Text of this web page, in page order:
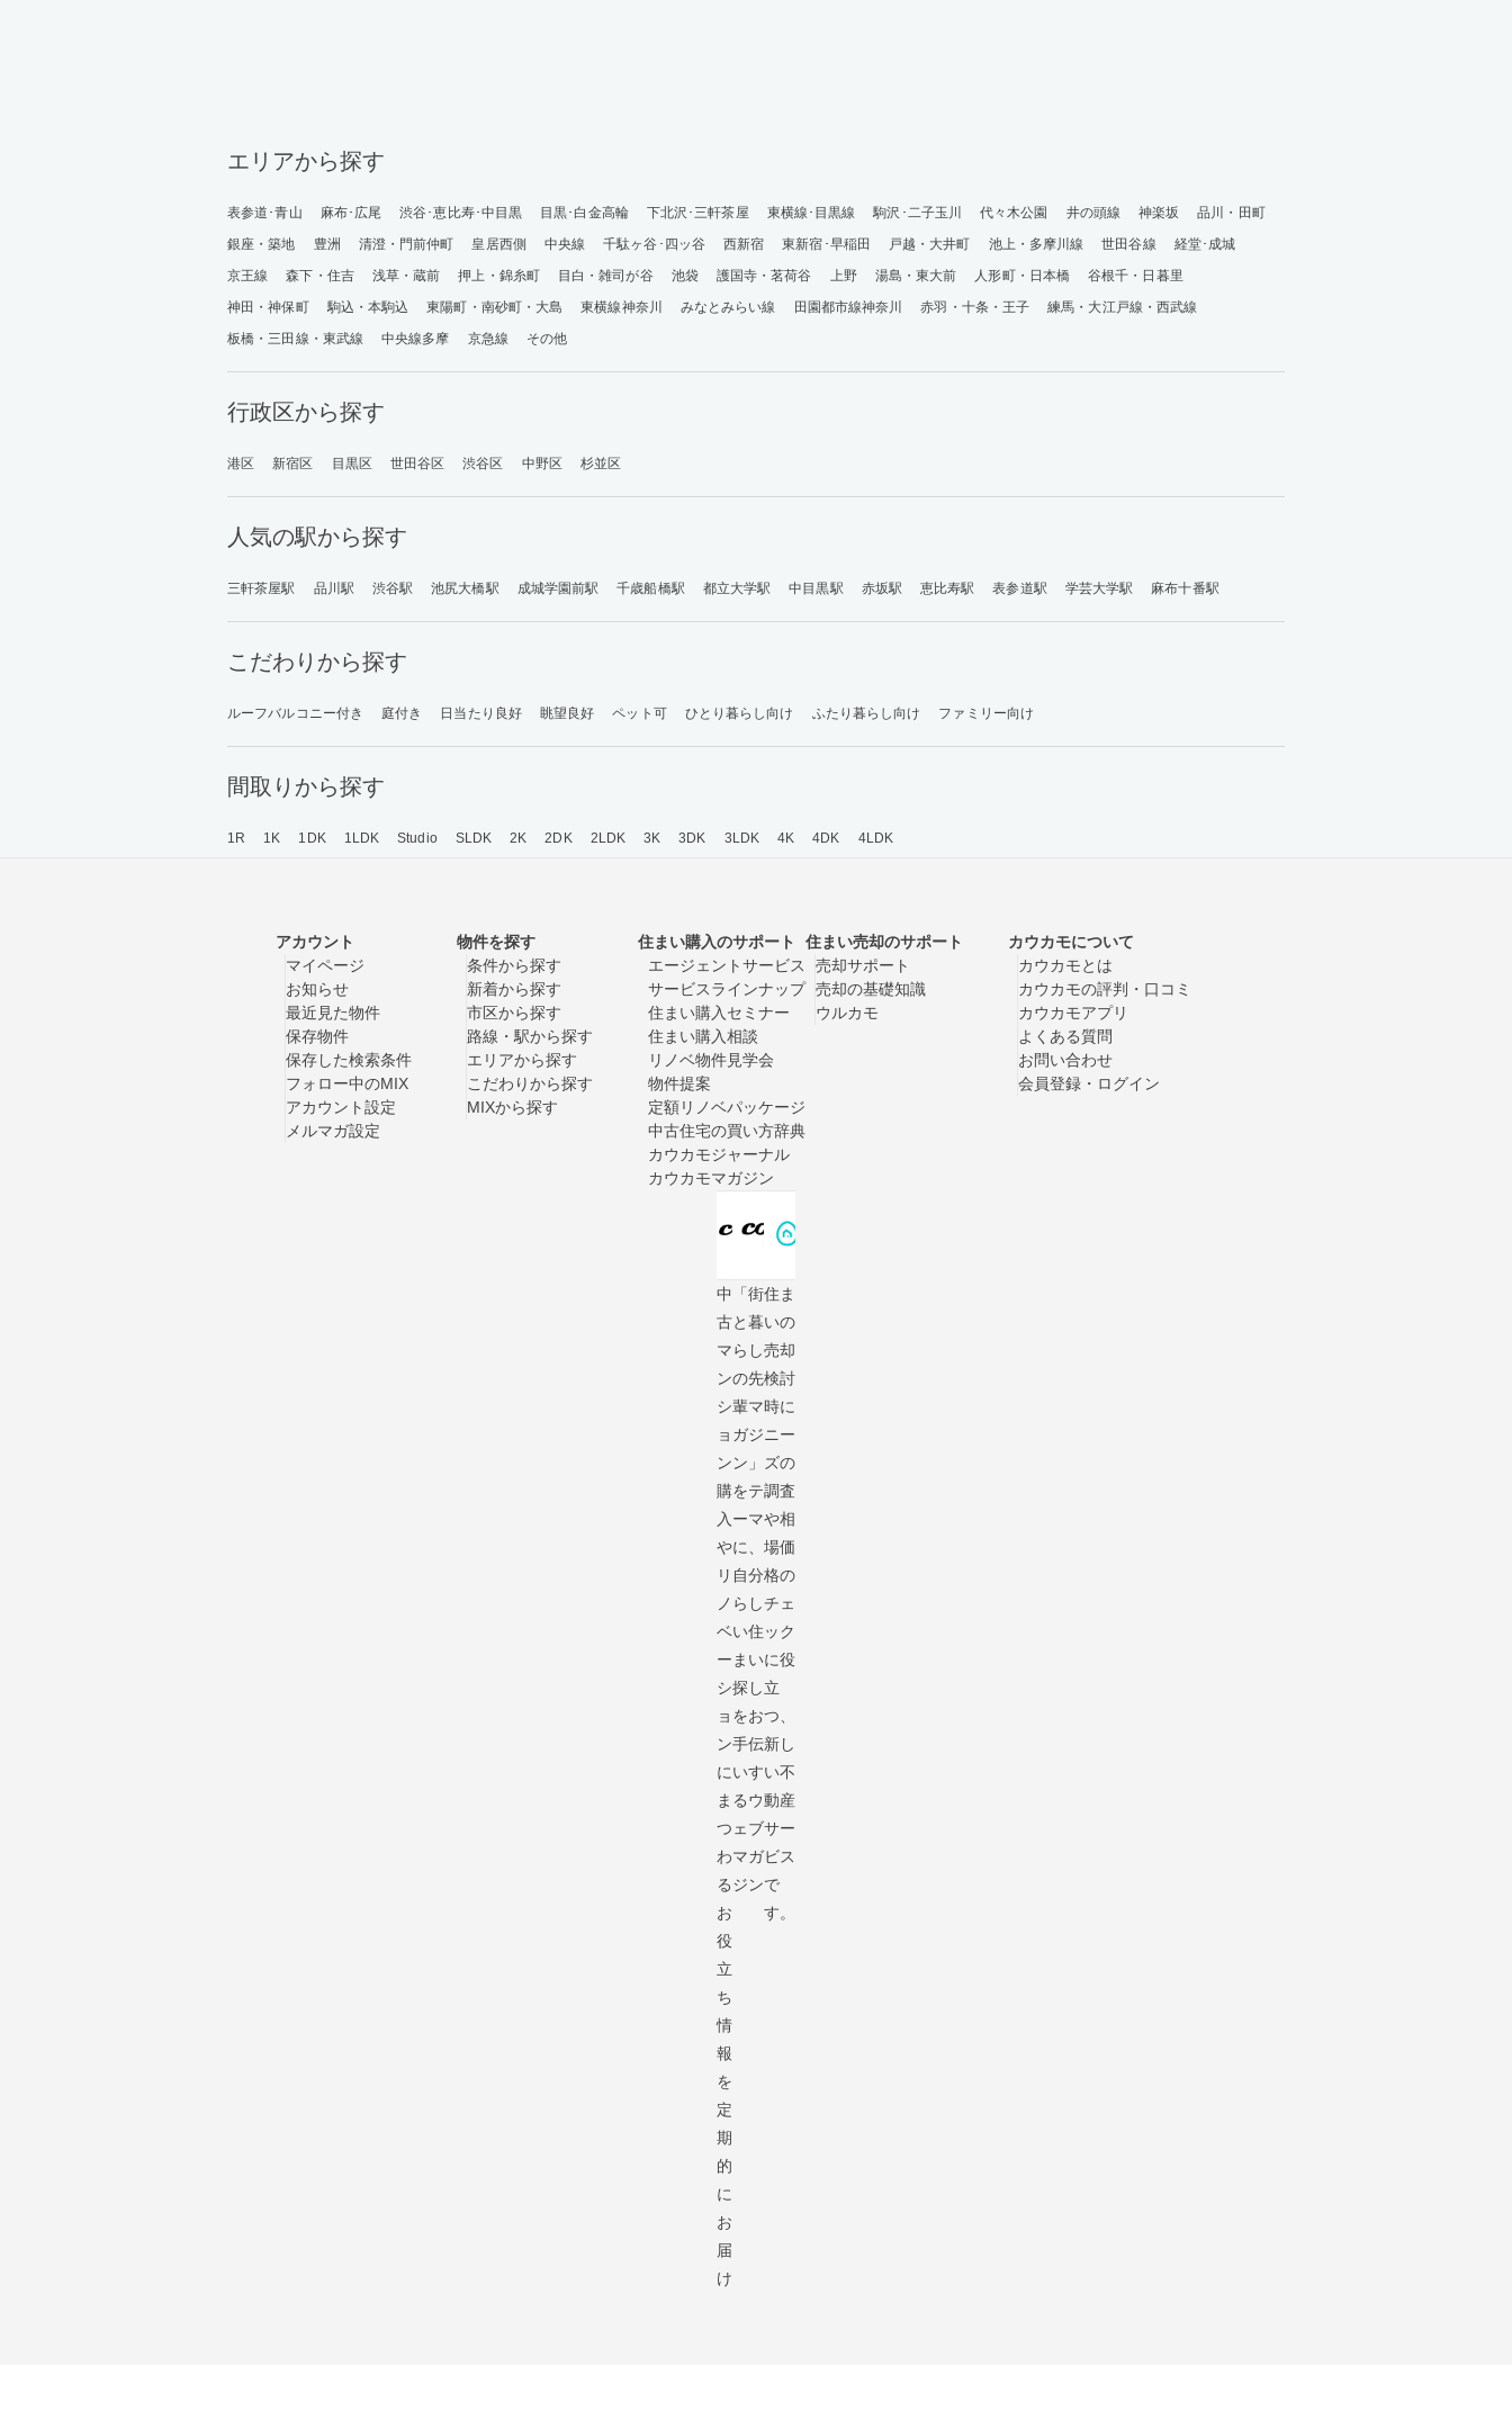
エリアから探す
表参道･青山 麻布･広尾 渋谷･恵比寿･中目黒 目黒･白金高輪 下北沢･三軒茶屋 東横線･目黒線 駒沢･二子玉川 代々木公園 井の頭線 神楽坂
品川・田町
銀座・築地
豊洲 清澄・門前仲町 皇居西側 中央線 千駄ヶ谷･四ッ谷 西新宿 東新宿･早稲田 戸越・大井町 池上・多摩川線 世田谷線
経堂･成城
京王線
森下・住吉 浅草・蔵前 押上・錦糸町 目白・雑司が谷 池袋 護国寺・茗荷谷 上野 湯島・東大前 人形町・日本橋
谷根千・日暮里
神田・神保町
駒込・本駒込 東陽町・南砂町・大島 東横線神奈川 みなとみらい線 田園都市線神奈川 赤羽・十条・王子
練馬・大江戸線・西武線
板橋・三田線・東武線
中央線多摩 京急線 その他
行政区から探す
港区 新宿区 目黒区 世田谷区 渋谷区 中野区 杉並区
人気の駅から探す
三軒茶屋駅 品川駅 渋谷駅 池尻大橋駅 成城学園前駅 千歳船橋駅 都立大学駅 中目黒駅 赤坂駅 恵比寿駅 表参道駅 学芸大学駅 麻布十番駅
こだわりから探す
ルーフバルコニー付き 庭付き 日当たり良好 眺望良好 ペット可 ひとり暮らし向け ふたり暮らし向け ファミリー向け
間取りから探す
1R 1K 1DK 1LDK Studio SLDK 2K 2DK 2LDK 3K 3DK 3LDK 4K 4DK 4LDK
アカウント
マイページ
お知らせ
最近見た物件
保存物件
保存した検索条件
フォロー中のMIX
アカウント設定
メルマガ設定
物件を探す
条件から探す
新着から探す
市区から探す
路線・駅から探す
エリアから探す
こだわりから探す
MIXから探す
住まい購入のサポート
エージェントサービス
サービスラインナップ
住まい購入セミナー
住まい購入相談
リノベ物件見学会
物件提案
定額リノベパッケージ
中古住宅の買い方辞典
カウカモジャーナル
カウカモマガジン
住まい売却のサポート
売却サポート
売却の基礎知識
ウルカモ
カウカモについて
カウカモとは
カウカモの評判・口コミ
カウカモアプリ
よくある質問
お問い合わせ
会員登録・ログイン
中
古
マ
ン
シ
ョ
ン
購
入
や
リ
ノ
ベ
ー
シ
ョ
ン
に
ま
つ
わ
る
お
役
立
ち
情
報
を
定
期
的
に
お
届
け
「街
と暮
らし
の先
輩マ
ガジ
ン」
をテ
ーマ
に、
自分
らし
い住
まい
探し
をお
手伝
いす
るウ
ェブ
マガ
ジン
住ま
いの
売却
検討
時に
ニー
ズの
調査
や相
場価
格の
チェ
ック
に役
立
つ、
新し
い不
動産
サー
ビス
で
す。